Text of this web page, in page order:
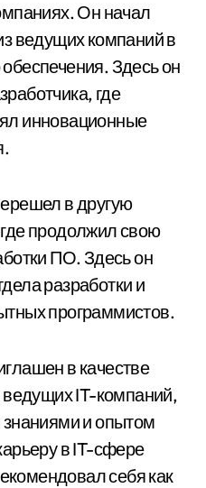
Он начал
ведущих компаний в
Здесь он
где
инновационные
в другую
продолжил свою
ПО. Здесь он
разработки и
программистов.
в качестве
ведущих IT-компаний,
знаниями и опытом
в IT-сфере
себя как